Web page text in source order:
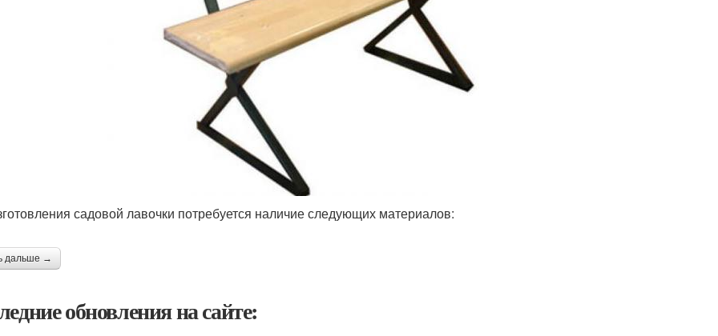
садовой лавочки потребуется наличие следующих материалов:
дальше →
обновления на сайте: